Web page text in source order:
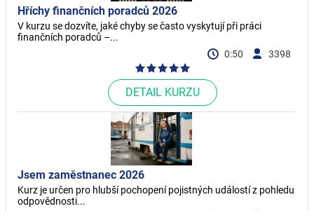
Hříchy finančních poradců 2026
V kurzu se dozvíte, jaké chyby se často vyskytují při práci
finančních poradců –...
0:50
3398
DETAIL KURZU
Jsem zaměstnanec 2026
Kurz je určen pro hlubší pochopení pojistných událostí z pohledu
odpovědnosti...